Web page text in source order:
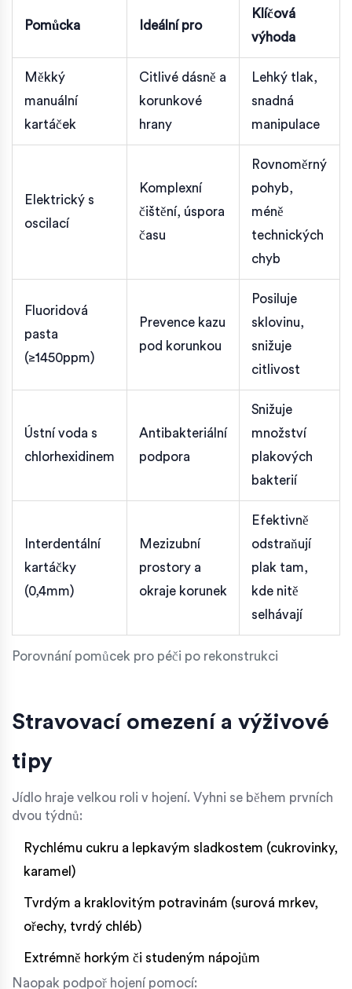
Porovnání pomůcek pro péči po rekonstrukci
Pomůcka Ideální pro
Klíčová
výhoda
Měkký
manuální
kartáček
Citlivé dásně a
korunkové
hrany
Lehký tlak,
snadná
manipulace
Elektrický s
oscilací
Komplexní
čištění, úspora
času
Rovnoměrný
pohyb,
méně
technických
chyb
Fluoridová
pasta
(≥1450ppm)
Prevence kazu
pod korunkou
Posiluje
sklovinu,
snižuje
citlivost
Ústní voda s
chlorhexidinem
Antibakteriální
podpora
Snižuje
množství
plakových
bakterií
Interdentální
kartáčky
(0,4mm)
Mezizubní
prostory a
okraje korunek
Efektivně
odstraňují
plak tam,
kde nitě
selhávají
Stravovací omezení a výživové
tipy
Jídlo hraje velkou roli v hojení. Vyhni se během prvních
dvou týdnů:
Rychlému cukru a lepkavým sladkostem (cukrovinky,
karamel)
Tvrdým a kraklovitým potravinám (surová mrkev,
ořechy, tvrdý chléb)
Extrémně horkým či studeným nápojům
Naopak podpoř hojení pomocí: